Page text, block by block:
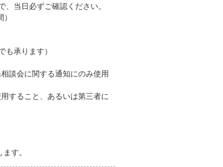
当日必ずご確認ください。
承ります）
談会に関する通知にのみ使用
すること、あるいは第三者に
す。